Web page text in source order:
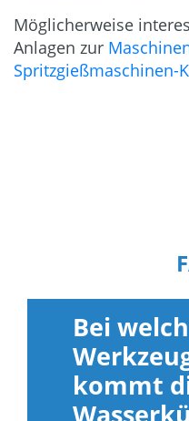
Möglicherweise
Anlagen zur
Spritzgießmaschinen-
Bei
kommt